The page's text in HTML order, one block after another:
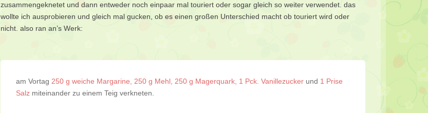
zusammengeknetet und dann entweder noch einpaar mal touriert oder sogar gleich so weiter verwendet. das
wollte ich ausprobieren und gleich mal gucken, ob es einen großen Unterschied macht ob touriert wird oder
nicht. also ran an’s Werk:
am Vortag 250 g weiche Margarine, 250 g Mehl, 250 g Magerquark, 1 Pck. Vanillezucker und 1 Prise
Salz miteinander zu einem Teig verkneten.